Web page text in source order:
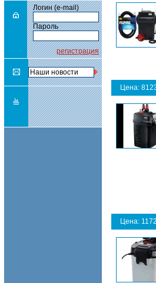
Логин (e-mail)
Пароль
регистрация
Цена:
Цена: